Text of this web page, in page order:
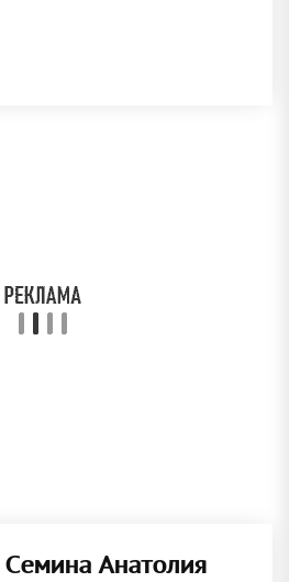
Анатолия